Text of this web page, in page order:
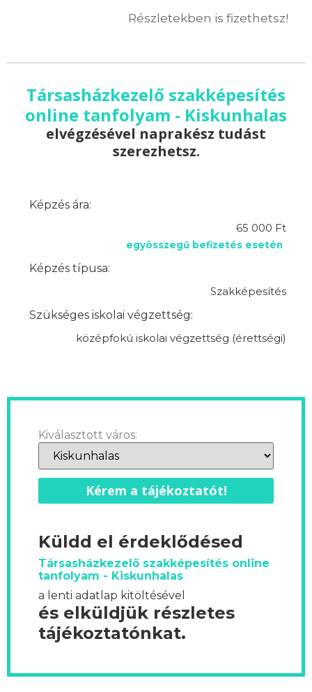
Részletekben is fizethetsz!
Társasházkezelő szakképesítés
online tanfolyam - Kiskunhalas
elvégzésével naprakész tudást
szerezhetsz.
Képzés ára:
65 000 Ft
egyösszegű befizetés esetén
Képzés típusa:
Szakképesítés
Szükséges iskolai végzettség:
középfokú iskolai végzettség (érettségi)
Kiválasztott város:
Kérem a tájékoztatót!
Küldd el érdeklődésed
Társasházkezelő szakképesítés online
tanfolyam - Kiskunhalas
a lenti adatlap kitöltésével
és elküldjük részletes
tájékoztatónkat.